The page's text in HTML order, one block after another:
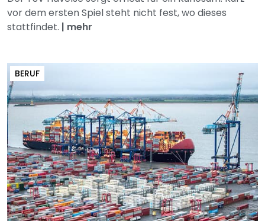
vor dem ersten Spiel steht nicht fest, wo dieses
stattfindet. | mehr
BERUF